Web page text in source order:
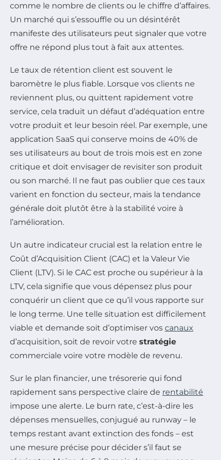
comme le nombre de clients ou le chiffre d’affaires.
Un marché qui s’essouffle ou un désintérêt
manifeste des utilisateurs peut signaler que votre
offre ne répond plus tout à fait aux attentes.
Le taux de rétention client est souvent le
baromètre le plus fiable. Lorsque vos clients ne
reviennent plus, ou quittent rapidement votre
service, cela traduit un défaut d’adéquation entre
votre produit et leur besoin réel. Par exemple, une
application SaaS qui conserve moins de 40% de
ses utilisateurs au bout de trois mois est en zone
critique et doit envisager de revisiter son produit
ou son marché. Il ne faut pas oublier que ces taux
varient en fonction du secteur, mais la tendance
générale doit plutôt être à la stabilité voire à
l’amélioration.
Un autre indicateur crucial est la relation entre le
Coût d’Acquisition Client (CAC) et la Valeur Vie
Client (LTV). Si le CAC est proche ou supérieur à la
LTV, cela signifie que vous dépensez plus pour
conquérir un client que ce qu’il vous rapporte sur
le long terme. Une telle situation est difficilement
viable et demande soit d’optimiser vos canaux
d’acquisition, soit de revoir votre stratégie
commerciale voire votre modèle de revenu.
Sur le plan financier, une trésorerie qui fond
rapidement sans perspective claire de rentabilité
impose une alerte. Le burn rate, c’est-à-dire les
dépenses mensuelles, conjugué au runway – le
temps restant avant extinction des fonds – est
une mesure précise pour décider s’il faut se